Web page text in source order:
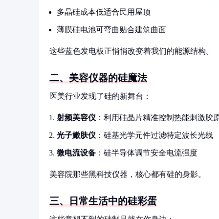
多晶硅成本低适合民用屋顶
薄膜硅电池可弯曲贴合建筑曲面
这些蓝色发电板正悄悄改变着我们的能源结构。
二、美容仪器的硅魔法
医美行业发现了硅的新舞台：
射频美容仪 ：利用硅晶片精准控制热能刺激胶
光子嫩肤仪 ：硅基光学元件过滤特定波长光线
微电流设备 ：硅半导体调节安全电流强度
美容院那些黑科技仪器，核心都有硅的身影。
三、日常生活中的硅彩蛋